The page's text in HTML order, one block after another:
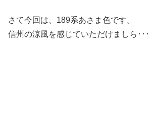
さて今回は、189系あさま色です。
信州の涼風を感じていただけましら･･･